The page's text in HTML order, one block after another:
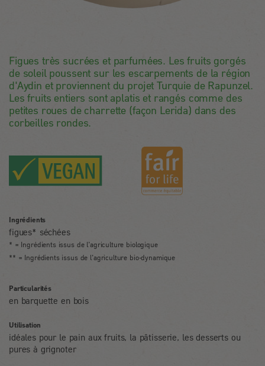
Figues très sucrées et parfumées. Les fruits gorgés
de soleil poussent sur les escarpements de la région
d'Aydin et proviennent du projet Turquie de Rapunzel.
Les fruits entiers sont aplatis et rangés comme des
petites roues de charrette (façon Lerida) dans des
corbeilles rondes.
Ingrédients
figues* séchées
* = Ingrédients issus de l’agriculture biologique
** = Ingrédients issus de l’agriculture bio-dynamique
Particularités
en barquette en bois
Utilisation
idéales pour le pain aux fruits, la pâtisserie, les desserts ou
pures à grignoter